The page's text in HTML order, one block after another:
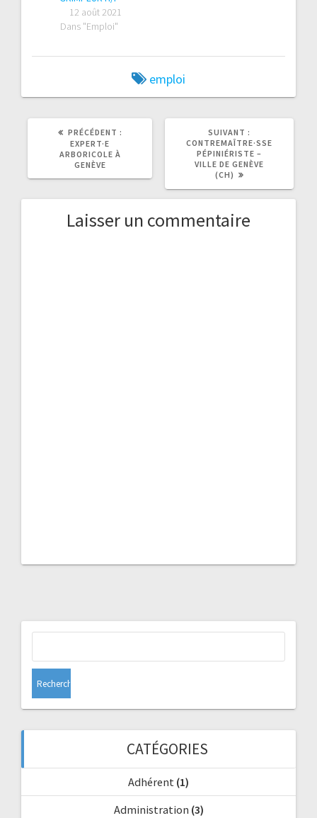
12 août 2021
Dans "Emploi"
emploi
PRÉCÉDENT :
EXPERT·E
ARBORICOLE À
GENÈVE
SUIVANT :
SUIVANT
:
CONTREMAÎTRE·SSE
PÉPINIÉRISTE –
VILLE DE GENÈVE
(CH)
Laisser un commentaire
CATÉGORIES
Adhérent (1)
Administration (3)